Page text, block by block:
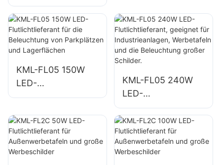
Flutlichtlieferant für
die
Außenbeleuchtung
von
und Freiflächen
und
Baustellenbeleucht
ung
KML-FL05 150W
LED-
Flutlichtlieferant für
von Parkplätzen
und Lagerflächen
KML-FL05 240W
LED-
Flutlichtlieferant,
geeignet für
Industrieanlagen,
Werbetafeln und